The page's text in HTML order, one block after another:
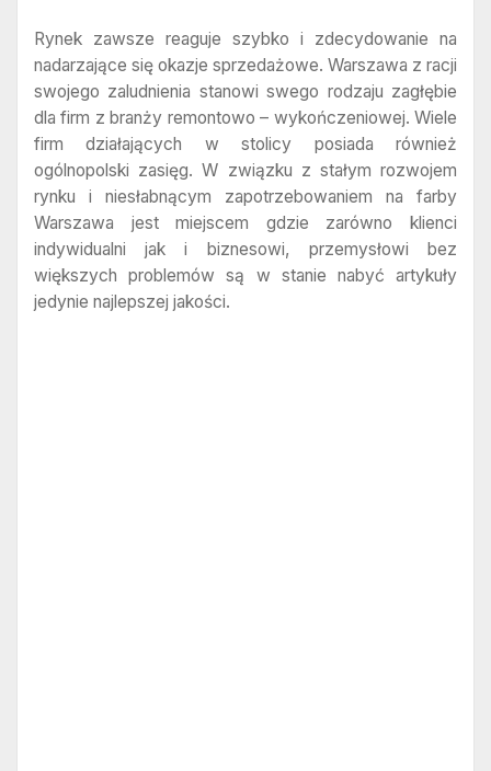
Rynek zawsze reaguje szybko i zdecydowanie na
nadarzające się okazje sprzedażowe. Warszawa z racji
swojego zaludnienia stanowi swego rodzaju zagłębie
dla firm z branży remontowo – wykończeniowej. Wiele
firm działających w stolicy posiada również
ogólnopolski zasięg. W związku z stałym rozwojem
rynku i niesłabnącym zapotrzebowaniem na farby
Warszawa jest miejscem gdzie zarówno klienci
indywidualni jak i biznesowi, przemysłowi bez
większych problemów są w stanie nabyć artykuły
jedynie najlepszej jakości.